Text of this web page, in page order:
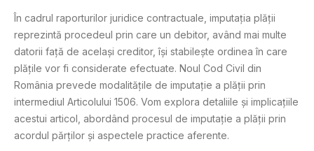
În cadrul raporturilor juridice contractuale, imputația plății
reprezintă procedeul prin care un debitor, având mai multe
datorii față de același creditor, își stabilește ordinea în care
plățile vor fi considerate efectuate. Noul Cod Civil din
România prevede modalitățile de imputație a plății prin
intermediul Articolului 1506. Vom explora detaliile și implicațiile
acestui articol, abordând procesul de imputație a plății prin
acordul părților și aspectele practice aferente.